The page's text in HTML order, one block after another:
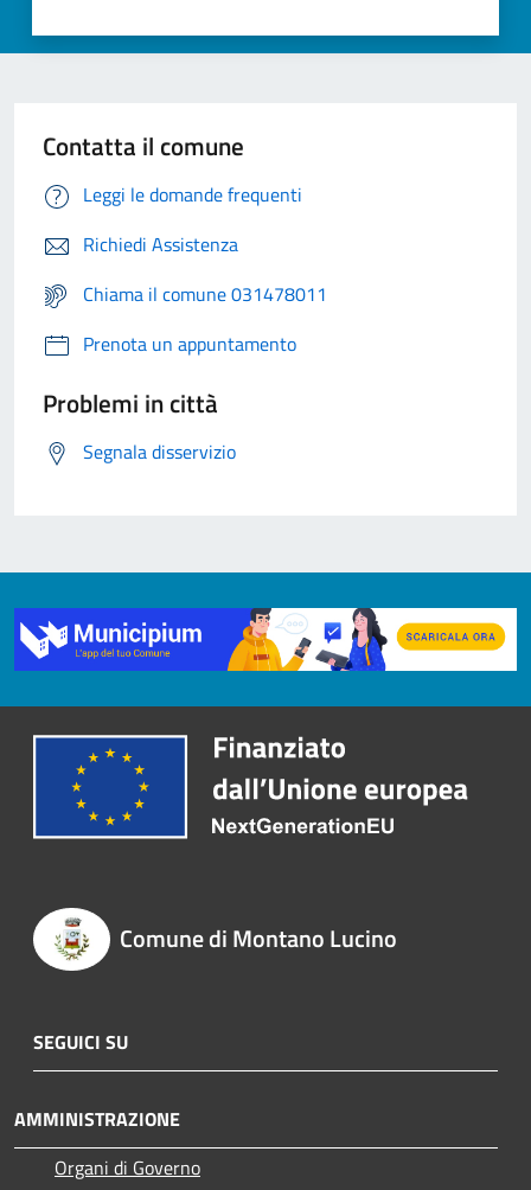
Contatta il comune
Leggi le domande frequenti
Richiedi Assistenza
Chiama il comune 031478011
Prenota un appuntamento
Problemi in città
Segnala disservizio
Comune di Montano Lucino
SEGUICI SU
AMMINISTRAZIONE
Organi di Governo